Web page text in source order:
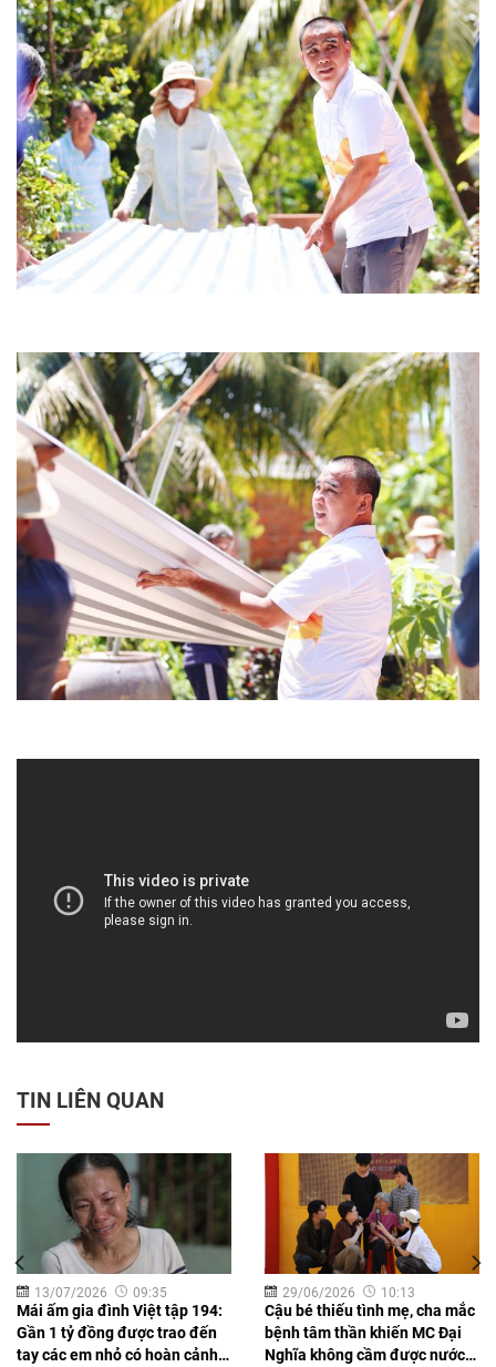
TIN LIÊN QUAN
13/07/2026 09:35
Mái ấm gia đình Việt tập 194:
Gần 1 tỷ đồng được trao đến
tay các em nhỏ có hoàn cảnh
29/06/2026 10:13
Cậu bé thiếu tình mẹ, cha mắc
bệnh tâm thần khiến MC Đại
Nghĩa không cầm được nước